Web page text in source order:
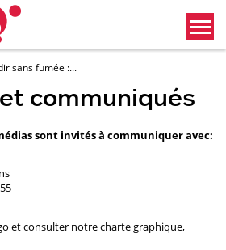
sans fumée :...
communiqués
sont invités à communiquer avec:
et consulter notre charte graphique,